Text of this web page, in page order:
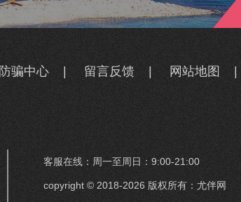
防骗中心 留言反馈 网站地图
客服在线：周一至周日：9:00-21:00
copyright © 2018-2026 版权所有：尤伴网